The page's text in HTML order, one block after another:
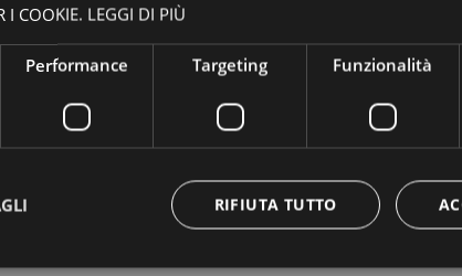
I COOKIE. LEGGI DI PIÙ
Performance Targeting Funzionalità
RIFIUTA TUTTO